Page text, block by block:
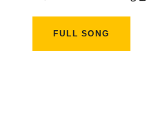
FULL SONG